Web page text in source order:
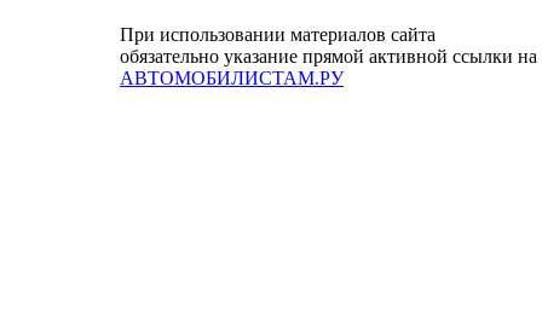
При использовании материалов сайта
обязательно указание прямой активной ссылки на
АВТОМОБИЛИСТАМ.РУ